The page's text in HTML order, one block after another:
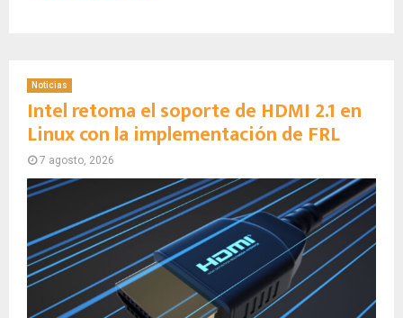
Noticias
Intel retoma el soporte de HDMI 2.1 en
Linux con la implementación de FRL
7 agosto, 2026